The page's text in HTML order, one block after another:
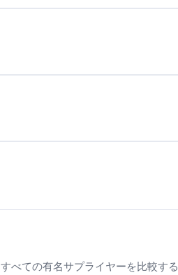
すべての有名サプライヤーを比較する